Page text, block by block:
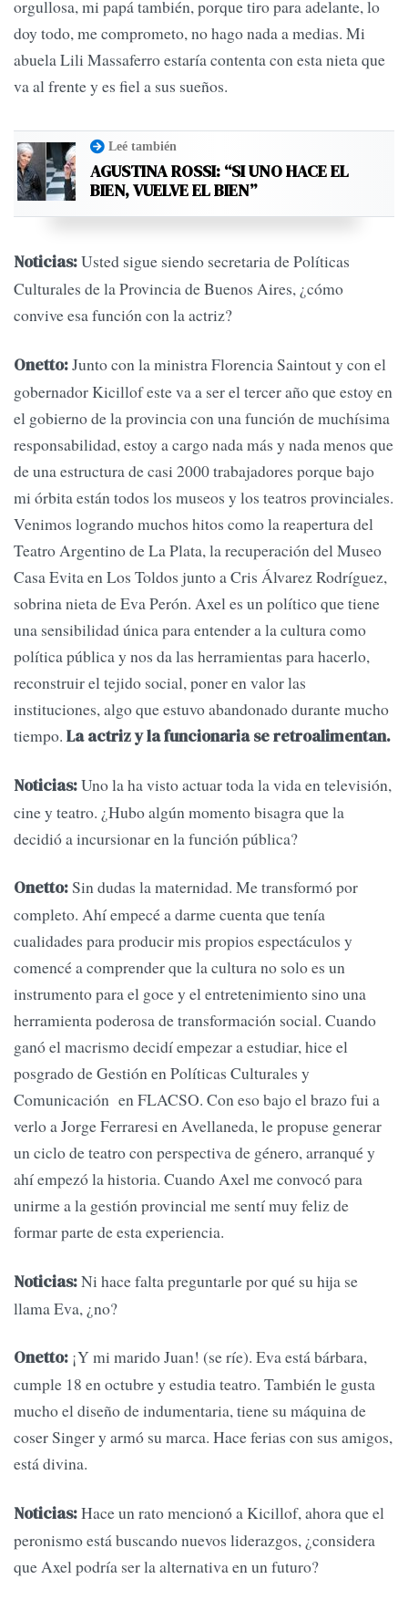
orgullosa, mi papá también, porque tiro para adelante, lo
doy todo, me comprometo, no hago nada a medias. Mi
abuela Lili Massaferro estaría contenta con esta nieta que
va al frente y es fiel a sus sueños.
Leé también
AGUSTINA ROSSI: “SI UNO HACE EL
BIEN, VUELVE EL BIEN”
Noticias:Usted sigue siendo secretaria de Políticas
Culturales de la Provincia de Buenos Aires, ¿cómo
convive esa función con la actriz?
Onetto:Junto con la ministra Florencia Saintout y con el
gobernador Kicillof este va a ser el tercer año que estoy en
el gobierno de la provincia con una función de muchísima
responsabilidad, estoy a cargo nada más y nada menos que
de una estructura de casi 2000 trabajadores porque bajo
mi órbita están todos los museos y los teatros provinciales.
Venimos logrando muchos hitos como la reapertura del
Teatro Argentino de La Plata, la recuperación del Museo
Casa Evita en Los Toldos junto a Cris Álvarez Rodríguez,
sobrina nieta de Eva Perón. Axel es un político que tiene
una sensibilidad única para entender a la cultura como
política pública y nos da las herramientas para hacerlo,
reconstruir el tejido social, poner en valor las
instituciones, algo que estuvo abandonado durante mucho
tiempo. La actriz y la funcionaria se retroalimentan.
Noticias:Uno la ha visto actuar toda la vida en televisión,
cine y teatro. ¿Hubo algún momento bisagra que la
decidió a incursionar en la función pública?
Onetto:Sin dudas la maternidad. Me transformó por
completo. Ahí empecé a darme cuenta que tenía
cualidades para producir mis propios espectáculos y
comencé a comprender que la cultura no solo es un
instrumento para el goce y el entretenimiento sino una
herramienta poderosa de transformación social. Cuando
ganó el macrismo decidí empezar a estudiar, hice el
posgrado de Gestión en Políticas Culturales y
Comunicación en FLACSO. Con eso bajo el brazo fui a
verlo a Jorge Ferraresi en Avellaneda, le propuse generar
un ciclo de teatro con perspectiva de género, arranqué y
ahí empezó la historia. Cuando Axel me convocó para
unirme a la gestión provincial me sentí muy feliz de
formar parte de esta experiencia.
Noticias:Ni hace falta preguntarle por qué su hija se
llama Eva, ¿no?
Onetto: ¡Y mi marido Juan! (se ríe). Eva está bárbara,
cumple 18 en octubre y estudia teatro. También le gusta
mucho el diseño de indumentaria, tiene su máquina de
coser Singer y armó su marca. Hace ferias con sus amigos,
está divina.
Noticias:Hace un rato mencionó a Kicillof, ahora que el
peronismo está buscando nuevos liderazgos, ¿considera
que Axel podría ser la alternativa en un futuro?